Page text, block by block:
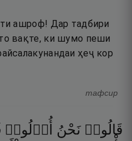
ашроф! Дар тадбири
вақте, ки шумо пеши
ҳеҷ кор
тафсир
قَالُوا۟ نَحْنُ أُو۟لُوا۟